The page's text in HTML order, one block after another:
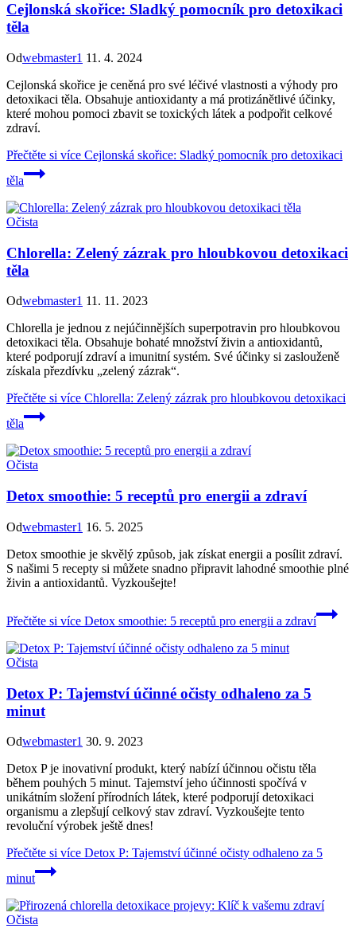
Cejlonská skořice: Sladký pomocník pro detoxikaci
těla
Odwebmaster1 11. 4. 2024
Cejlonská skořice je ceněná pro své léčivé vlastnosti a výhody pro
detoxikaci těla. Obsahuje antioxidanty a má protizánětlivé účinky,
které mohou pomoci zbavit se toxických látek a podpořit celkové
zdraví.
Přečtěte si více Cejlonská skořice: Sladký pomocník pro detoxikaci
těla
Očista
Chlorella: Zelený zázrak pro hloubkovou detoxikaci
těla
Odwebmaster1 11. 11. 2023
Chlorella je jednou z nejúčinnějších superpotravin pro hloubkovou
detoxikaci těla. Obsahuje bohaté množství živin a antioxidantů,
které podporují zdraví a imunitní systém. Své účinky si zaslouženě
získala přezdívku „zelený zázrak“.
Přečtěte si více Chlorella: Zelený zázrak pro hloubkovou detoxikaci
těla
Očista
Detox smoothie: 5 receptů pro energii a zdraví
Odwebmaster1 16. 5. 2025
Detox smoothie je skvělý způsob, jak získat energii a posílit zdraví.
S našimi 5 recepty si můžete snadno připravit lahodné smoothie plné
živin a antioxidantů. Vyzkoušejte!
Přečtěte si více Detox smoothie: 5 receptů pro energii a zdraví
Očista
Detox P: Tajemství účinné očisty odhaleno za 5
minut
Odwebmaster1 30. 9. 2023
Detox P je inovativní produkt, který nabízí účinnou očistu těla
během pouhých 5 minut. Tajemství jeho účinnosti spočívá v
unikátním složení přírodních látek, které podporují detoxikaci
organismu a zlepšují celkový stav zdraví. Vyzkoušejte tento
revoluční výrobek ještě dnes!
Přečtěte si více Detox P: Tajemství účinné očisty odhaleno za 5
minut
Očista